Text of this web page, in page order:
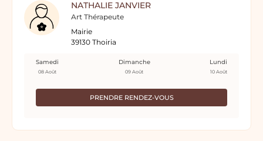
NATHALIE JANVIER
Art Thérapeute
Mairie
39130 Thoiria
PRENDRE RENDEZ-VOUS
Samedi
08 Août
Dimanche
09 Août
Lundi
10 Août